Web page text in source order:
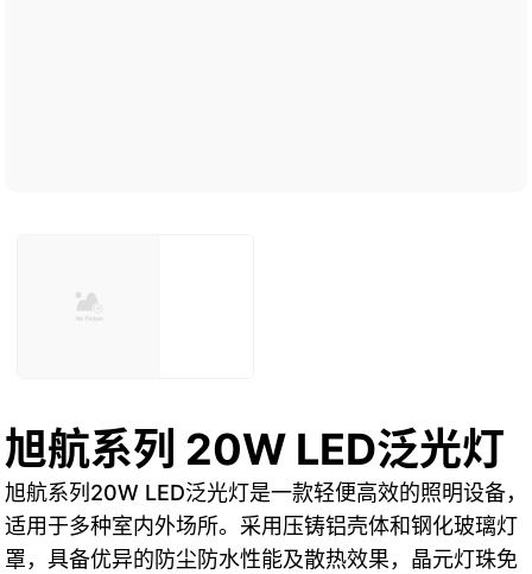
旭航系列 20W LED泛光灯
旭航系列20W LED泛光灯是一款轻便高效的照明设备，
适用于多种室内外场所。采用压铸铝壳体和钢化玻璃灯
罩，具备优异的防尘防水性能及散热效果，晶元灯珠免